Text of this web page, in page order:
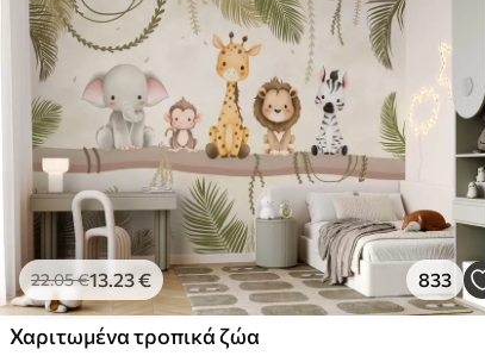
22.05€13.23€ 833
Χαριτωμένα τροπικά ζώα